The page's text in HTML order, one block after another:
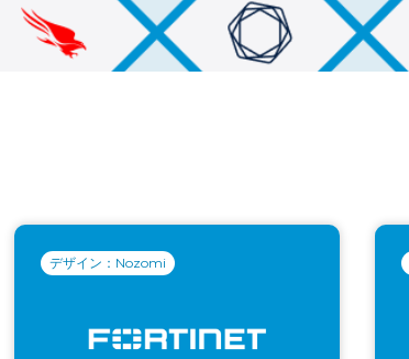
デザイン：Nozomi